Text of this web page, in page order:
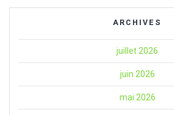
ARCHIVES
juillet 2026
juin 2026
mai 2026